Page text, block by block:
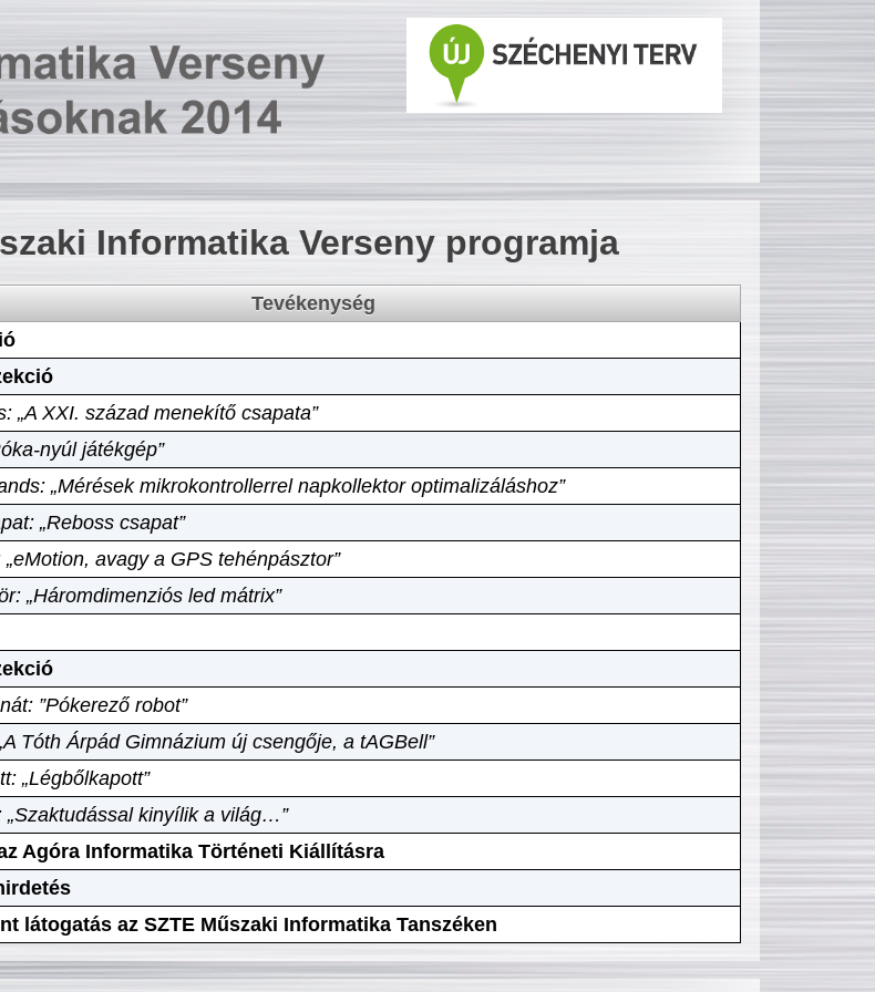
Informatika Verseny programja
Tevékenység
„A XXI. század menekítő csapata”
nyúl játékgép”
„Mérések mikrokontrollerrel napkollektor optimalizáláshoz”
„Reboss csapat”
avagy a GPS tehénpásztor”
„Háromdimenziós led mátrix”
”Pókerező robot”
Tóth Árpád Gimnázium új csengője, a tAGBell”
„Légbőlkapott”
„Szaktudással kinyílik a világ…”
Agóra Informatika Történeti Kiállításra
látogatás az SZTE Műszaki Informatika Tanszéken